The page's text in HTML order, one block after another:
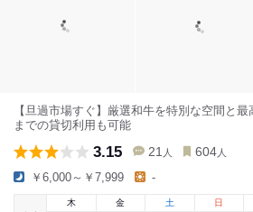
【旦過市場すぐ】厳選和牛を特別な空間と
までの貸切利用も可能
3.15 21 人 604 人
￥6,000～￥7,999 -
木
金 土 日